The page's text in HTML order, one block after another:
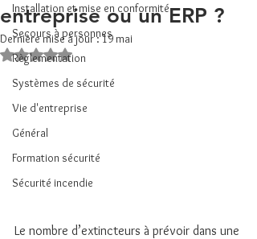
Installation et mise en conformité
Secours à personnes
Règlementation
Systèmes de sécurité
Vie d'entreprise
Général
Formation sécurité
Sécurité incendie
entreprise ou un ERP ?
Dernière mise à jour :19 mai
Noté NaN étoiles sur 5.
Le nombre d’extincteurs à prévoir dans une